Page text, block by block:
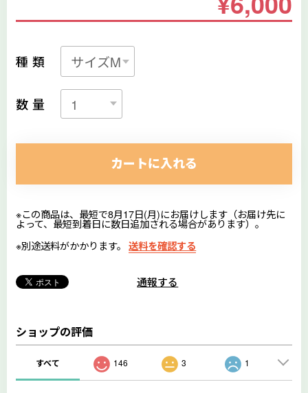
種類
数量
カートに入れる
※この商品は、最短で8月17日(月)にお届けします（お届け先に
よって、最短到着日に数日追加される場合があります）。
※別途送料がかかります。
送料を確認する
通報する
ショップの評価
すべて 146 3 1